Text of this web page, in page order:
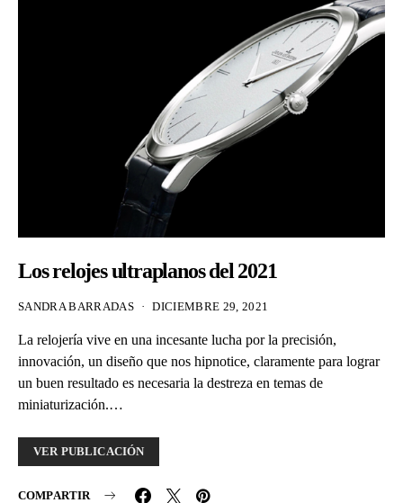
Los relojes ultraplanos del 2021
SANDRA BARRADAS DICIEMBRE 29, 2021
La relojería vive en una incesante lucha por la precisión,
innovación, un diseño que nos hipnotice, claramente para lograr
un buen resultado es necesaria la destreza en temas de
miniaturización.…
VER PUBLICACIÓN
COMPARTIR